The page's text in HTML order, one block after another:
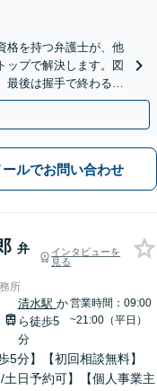
格を持つ弁護士が、他
ップで解決します。図
最後は握手で終わる円
対応】
ールでお問い合わせ
弁
インタビューを
見る
所
清水駅 か
ら徒歩5
分
営業時間：09:00
~21:00（平日）
5分】【初回相談無料】
/土日予約可】【個人事業主